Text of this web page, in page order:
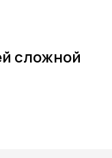
сложной